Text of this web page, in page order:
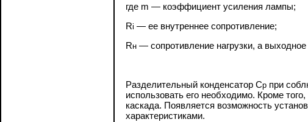
где m — коэффициент усиления лампы;
Ri — ее внутреннее сопротивление;
Rн — сопротивление нагрузки, а
Разделительный конденсатор Ср при
использовать его необходимо. Кроме
каскада. Появляется возможность
характеристиками.